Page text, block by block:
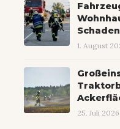
1. August
25. Juli 2026